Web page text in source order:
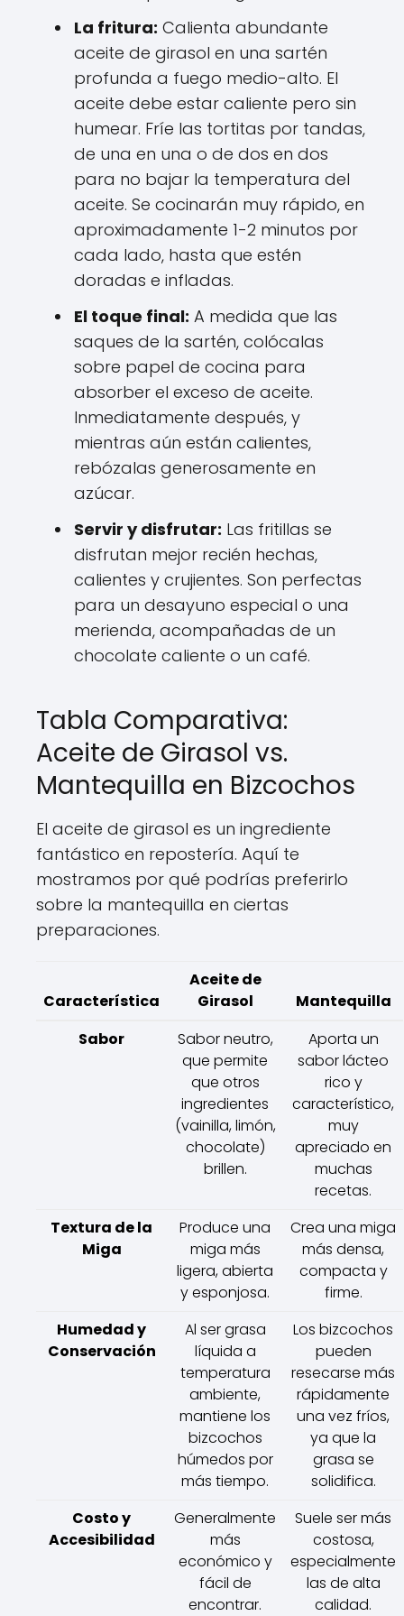
La fritura: Calienta abundante
aceite de girasol en una sartén
profunda a fuego medio-alto. El
aceite debe estar caliente pero sin
humear. Fríe las tortitas por tandas,
de una en una o de dos en dos
para no bajar la temperatura del
aceite. Se cocinarán muy rápido, en
aproximadamente 1-2 minutos por
cada lado, hasta que estén
doradas e infladas.
El toque final: A medida que las
saques de la sartén, colócalas
sobre papel de cocina para
absorber el exceso de aceite.
Inmediatamente después, y
mientras aún están calientes,
rebózalas generosamente en
azúcar.
Servir y disfrutar: Las fritillas se
disfrutan mejor recién hechas,
calientes y crujientes. Son perfectas
para un desayuno especial o una
merienda, acompañadas de un
chocolate caliente o un café.
Tabla Comparativa:
Aceite de Girasol vs.
Mantequilla en Bizcochos
El aceite de girasol es un ingrediente
fantástico en repostería. Aquí te
mostramos por qué podrías preferirlo
sobre la mantequilla en ciertas
preparaciones.
Característica
Aceite de
Girasol
Mantequilla
Sabor
Sabor neutro,
que permite
que otros
ingredientes
(vainilla, limón,
chocolate)
brillen.
Aporta un
sabor lácteo
rico y
característico,
muy
apreciado en
muchas
recetas.
Textura de la
Miga
Produce una
miga más
ligera, abierta
y esponjosa.
Crea una miga
más densa,
compacta y
firme.
Humedad y
Conservación
Al ser grasa
líquida a
temperatura
ambiente,
mantiene los
bizcochos
húmedos por
más tiempo.
Los bizcochos
pueden
resecarse más
rápidamente
una vez fríos,
ya que la
grasa se
solidifica.
Costo y
Accesibilidad
Generalmente
más
económico y
fácil de
encontrar.
Suele ser más
costosa,
especialmente
las de alta
calidad.